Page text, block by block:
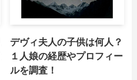
デヴィ夫人の子供は何人？
１人娘の経歴やプロフィー
ルを調査！